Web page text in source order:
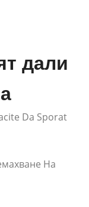
дали
Da Sporat
На